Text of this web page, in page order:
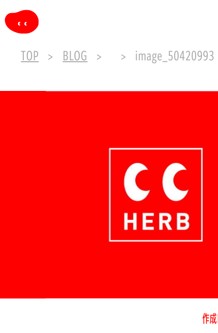
TOP BLOG image_50420993
作